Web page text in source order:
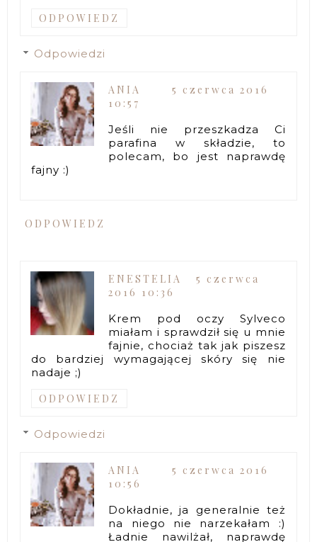
ODPOWIEDZ
Odpowiedzi
ANIA
5 czerwca 2016
10:57
Jeśli nie przeszkadza Ci
parafina w składzie, to
polecam, bo jest naprawdę
fajny :)
ODPOWIEDZ
ENESTELIA
5 czerwca
2016 10:36
Krem pod oczy Sylveco
miałam i sprawdził się u mnie
fajnie, chociaż tak jak piszesz
do bardziej wymagającej skóry się nie
nadaje ;)
ODPOWIEDZ
Odpowiedzi
ANIA
5 czerwca 2016
10:56
Dokładnie, ja generalnie też
na niego nie narzekałam :)
Ładnie nawilżał, naprawdę